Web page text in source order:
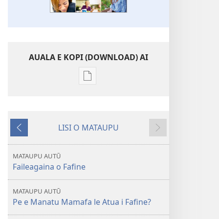
AUALA E KOPI (DOWNLOAD) AI
Vaega
se
Mataupu
ua
mavae
LISI O MATAUPU
Mataupu
e
MATAUPU AUTŪ
Faileagaina o Fafine
MATAUPU AUTŪ
Pe e Manatu Mamafa le Atua i Fafine?